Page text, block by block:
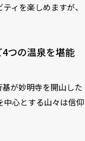
ィを楽しめますが、
つの温泉を堪能
が妙明寺を開山した
中心とする山々は信仰